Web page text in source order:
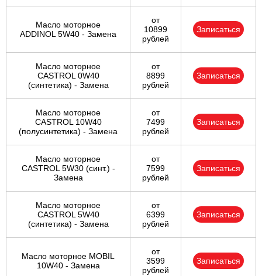
Масло моторное
ADDINOL 5W40 - Замена
от
10899
рублей
Записаться
Масло моторное
CASTROL 0W40
(синтетика) - Замена
от
8899
рублей
Записаться
Масло моторное
CASTROL 10W40
(полусинтетика) - Замена
от
7499
рублей
Записаться
Масло моторное
CASTROL 5W30 (синт.) -
Замена
от
7599
рублей
Записаться
Масло моторное
CASTROL 5W40
(синтетика) - Замена
от
6399
рублей
Записаться
Масло моторное MOBIL
10W40 - Замена
от
3599
рублей
Записаться